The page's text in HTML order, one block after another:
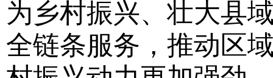
为乡村振兴、壮大县
全链条服务，推动区